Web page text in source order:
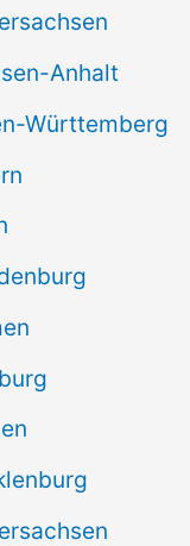
Anhalt
Württemberg